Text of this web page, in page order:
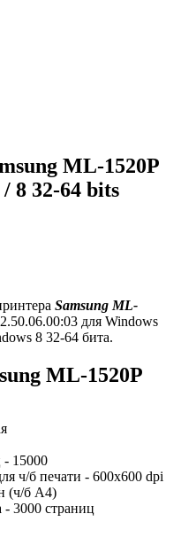
ML-1520P
8 32-64 bits
Samsung ML-
для Windows
8 32-64 бита.
ML-1520P
- 15000
ч/б печати - 600x600 dpi
(ч/б А4)
- 3000 страниц